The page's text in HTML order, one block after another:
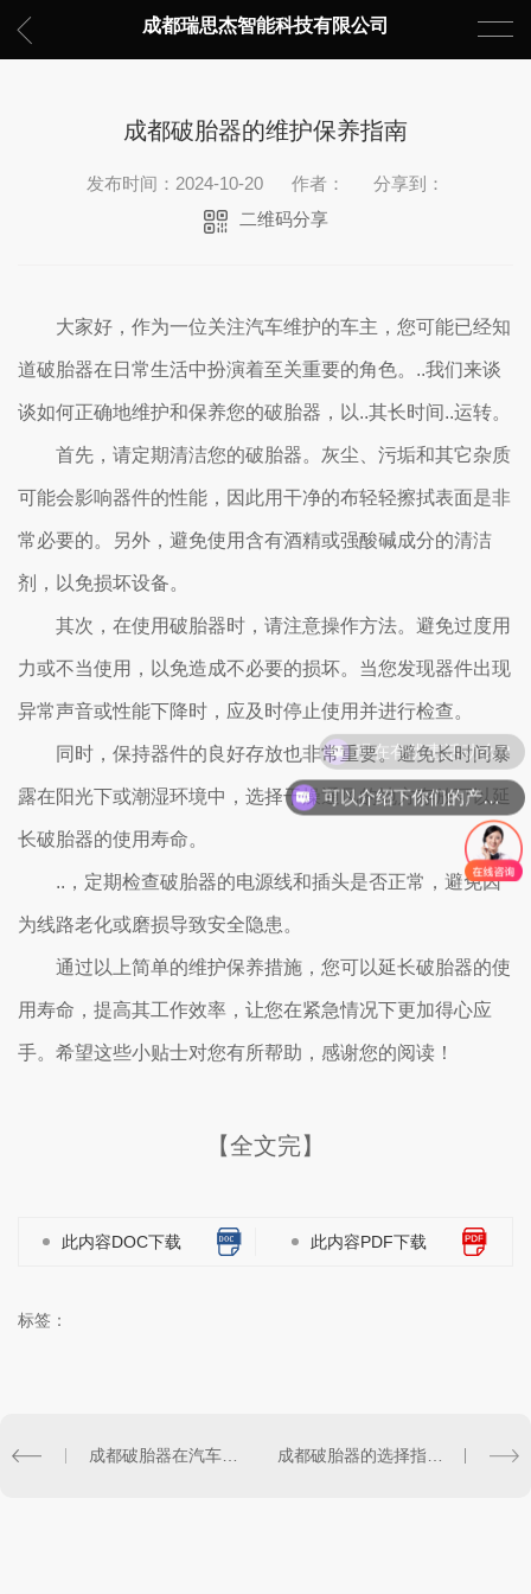
成都瑞思杰智能科技有限公司
成都破胎器的维护保养指南
发布时间：2024-10-20 作者：
分享到：
二维码分享
大家好，作为一位关注汽车维护的车主，您可能已经知
道破胎器在日常生活中扮演着至关重要的角色。..我们来谈
谈如何正确地维护和保养您的破胎器，以..其长时间..运转。
首先，请定期清洁您的破胎器。灰尘、污垢和其它杂质
可能会影响器件的性能，因此用干净的布轻轻擦拭表面是非
常必要的。另外，避免使用含有酒精或强酸碱成分的清洁
剂，以免损坏设备。
其次，在使用破胎器时，请注意操作方法。避免过度用
力或不当使用，以免造成不必要的损坏。当您发现器件出现
异常声音或性能下降时，应及时停止使用并进行检查。
同时，保持器件的良好存放也非常重要。避免长时间暴
露在阳光下或潮湿环境中，选择干燥通风的地方存放可以延
长破胎器的使用寿命。
..，定期检查破胎器的电源线和插头是否正常，避免因
为线路老化或磨损导致安全隐患。
通过以上简单的维护保养措施，您可以延长破胎器的使
用寿命，提高其工作效率，让您在紧急情况下更加得心应
手。希望这些小贴士对您有所帮助，感谢您的阅读！
【全文完】
此内容DOC下载 此内容PDF下载
标签：
可以介绍下你们的产品么？
现在有优惠活动么？